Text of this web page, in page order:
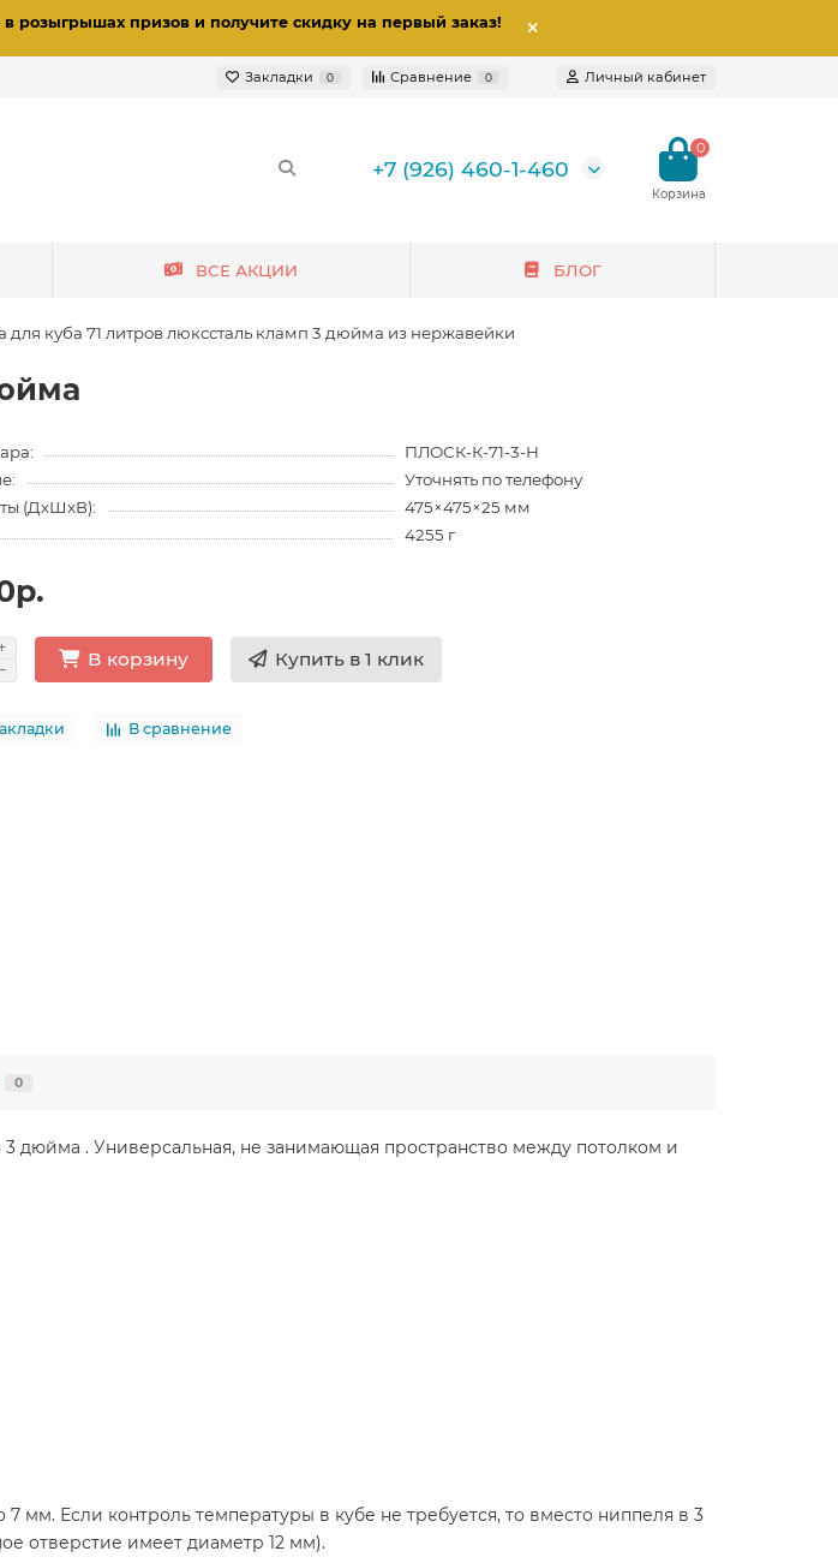
в розыгрышах призов и получите скидку на первый заказ!
Закладки 0 Сравнение 0 Личный кабинет
+7 (926) 460-1-460
0
ВСЕ АКЦИИ БЛОГ
для куба 71 литров люкссталь кламп 3 дюйма из нержавейки
ПЛОСК-К-71-3-Н
Уточнять по телефону
(ДхШхВ):
475×475×25 мм
4255 г
В корзину Купить в 1 клик
В сравнение
0
дюйма . Универсальная, не занимающая пространство между потолком и
Если контроль температуры в кубе не требуется, то вместо ниппеля в 3
отверстие имеет диаметр 12 мм).